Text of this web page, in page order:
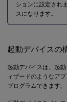
ションに設定され
スになります。
起動デバイスの
起動デバイスは、起
ィザードのようなア
プログラムできます。